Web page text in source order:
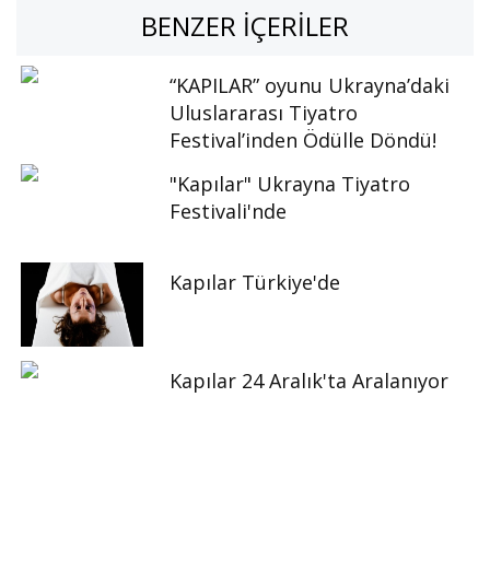
BENZER İÇERILER
“KAPILAR” oyunu Ukrayna’daki
Uluslararası Tiyatro
Festival’inden Ödülle Döndü!
"Kapılar" Ukrayna Tiyatro
Festivali'nde
Kapılar Türkiye'de
Kapılar 24 Aralık'ta Aralanıyor